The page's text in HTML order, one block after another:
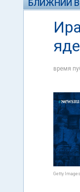
БЛИЖНИЙ
время
Getty Images